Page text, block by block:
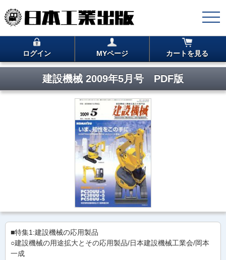
ログイン MYページ カートを見る
建設機械 2009年5月号 PDF版
■特集1:建設機械の応用製品
○建設機械の用途拡大とその応用製品/日本建設機械工業会/岡本
一成